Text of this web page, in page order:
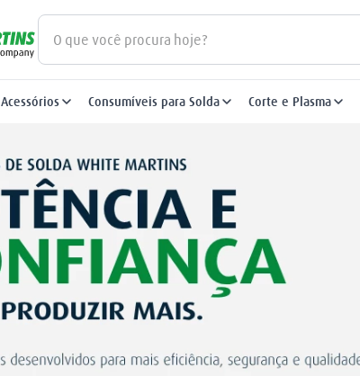
O que você procura hoje?
Acessórios Consumíveis para Solda Corte e Plasma
Termos mais buscados
2 oxigênio
3º maçarico
4º regulador
nitrogênio
6º argônio
7º arame mig